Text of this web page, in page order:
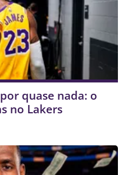
quase nada: o
no Lakers